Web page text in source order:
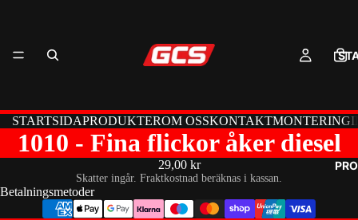
STARTSIDAPRODUKTEROM OSSKONTAKT
1010 - Fina flickor åker diesel
29,00 kr
Skatter ingår. Fraktkostnad beräknas i kassan.
Betalningsmetoder